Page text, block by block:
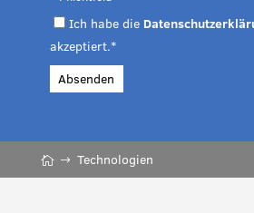
Ich habe die
akzeptiert.*
Absenden
Technologien